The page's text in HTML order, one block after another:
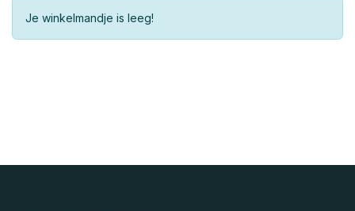
Je winkelmandje is leeg!